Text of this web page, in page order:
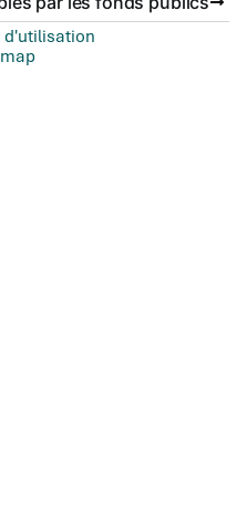
d'utilisation